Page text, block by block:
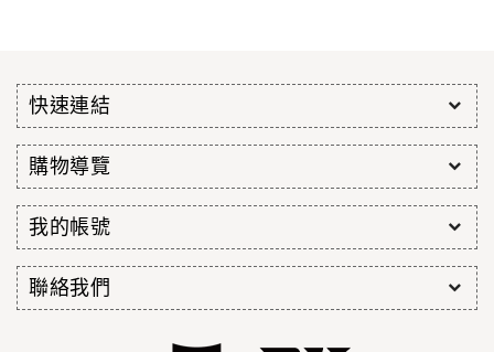
快速連結
購物導覽
我的帳號
聯絡我們